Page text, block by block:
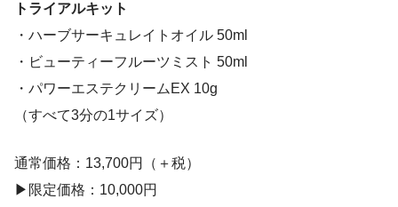
トライアルキット
・ハーブサーキュレイトオイル 50ml
・ビューティーフルーツミスト 50ml
・パワーエステクリームEX 10g
（すべて3分の1サイズ）
通常価格：13,700円（＋税）
▶︎限定価格：10,000円